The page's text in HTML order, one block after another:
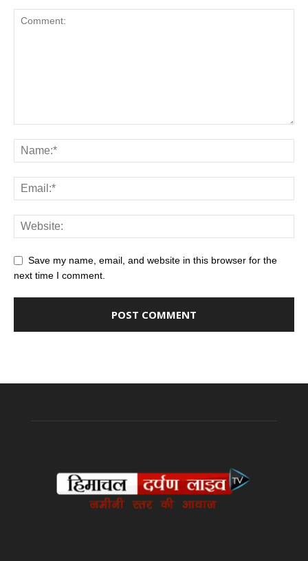
Save my name, email, and website in this browser for the
next time I comment.